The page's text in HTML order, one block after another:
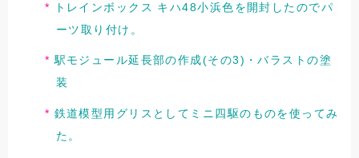
トレインボックス キハ48小浜色を開封したのでパ
ーツ取り付け。
駅モジュール延長部の作成(その3)・バラストの塗
装
鉄道模型用グリスとしてミニ四駆のものを使ってみ
た。